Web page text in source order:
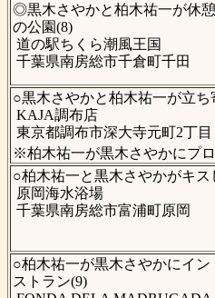
◎黒木さやかと柏木祐一が休
の公園(8)
道の駅ちくら潮風王国
千葉県南房総市千倉町千田
○黒木さやかと柏木祐一が立ち
KAJA調布店
東京都調布市深大寺元町2丁目
※柏木祐一が黒木さやかにプ
○柏木祐一と黒木さやかがキス
原岡海水浴場
千葉県南房総市富浦町原岡
○柏木祐一が黒木さやかにイ
ストラン(9)